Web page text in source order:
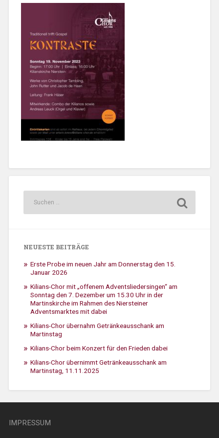
NEUESTE BEITRÄGE
Erste Probe im neuen Jahr am Donnerstag den 15.
Januar 2026
Kilians-Chor mit „offenem Adventsliedersingen“ am
Sonntag den 7. Dezember um 15.30 Uhr in der
Martinskirche im Rahmen des Niersteiner
Adventsmarktes mit dabei
Kilians-Chor übernahm Getränkeausschank am
Martinstag
Kilians-Chor beim Konzert für den Frieden dabei
Kilians-Chor übernimmt Getränkeausschank am
Martinstag, 11.11.2025
IMPRESSUM